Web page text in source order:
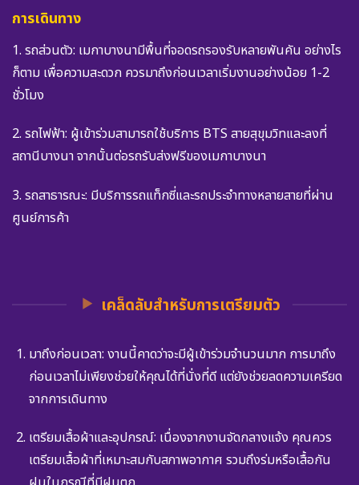
การเดินทาง
1. รถส่วนตัว: เมกาบางนามีพื้นที่จอดรถรองรับหลายพันคัน อย่างไร
ก็ตาม เพื่อความสะดวก ควรมาถึงก่อนเวลาเริ่มงานอย่างน้อย 1-2
ชั่วโมง
2. รถไฟฟ้า: ผู้เข้าร่วมสามารถใช้บริการ BTS สายสุขุมวิทและลงที่
สถานีบางนา จากนั้นต่อรถรับส่งฟรีของเมกาบางนา
3. รถสาธารณะ: มีบริการรถแท็กซี่และรถประจำทางหลายสายที่ผ่าน
ศูนย์การค้า
เคล็ดลับสำหรับการเตรียมตัว
มาถึงก่อนเวลา: งานนี้คาดว่าจะมีผู้เข้าร่วมจำนวนมาก การมาถึง
ก่อนเวลาไม่เพียงช่วยให้คุณได้ที่นั่งที่ดี แต่ยังช่วยลดความเครียด
จากการเดินทาง
เตรียมเสื้อผ้าและอุปกรณ์: เนื่องจากงานจัดกลางแจ้ง คุณควร
เตรียมเสื้อผ้าที่เหมาะสมกับสภาพอากาศ รวมถึงร่มหรือเสื้อกัน